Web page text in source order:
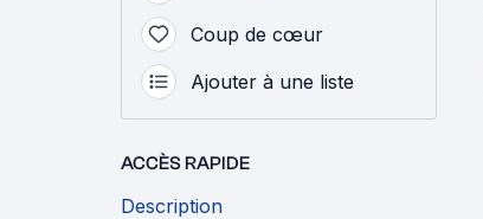
Coup de cœur
Ajouter à une liste
ACCÈS RAPIDE
Description